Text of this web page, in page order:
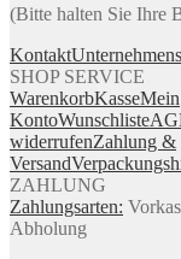
(Bitte halten Sie Ihre
Kontakt
SHOP SERVICE
WarenkorbKasseMein
KontoWunschliste
widerrufenZahlung &
Versand
ZAHLUNG
Zahlungsarten:
Abholung